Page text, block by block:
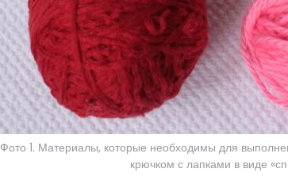
Фото 1. Материалы, которые необходимы для
крючком с лапками в виде